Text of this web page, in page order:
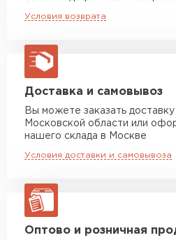
материала сталь 0.5 мм
покрытие).
макс. длина груза 13,5 м
Манипулятор до 5 тн
макс. длина груза 6 м
Манипулятор до 10 тн
макс. длина груза 8 м
Манипулятор до 20 тн
Условия возврата
Доставка и самовывоз
Вы можете заказать
Московской области или
нашего склада в Москве
Условия доставки и самовывоза
Оптово и розничная